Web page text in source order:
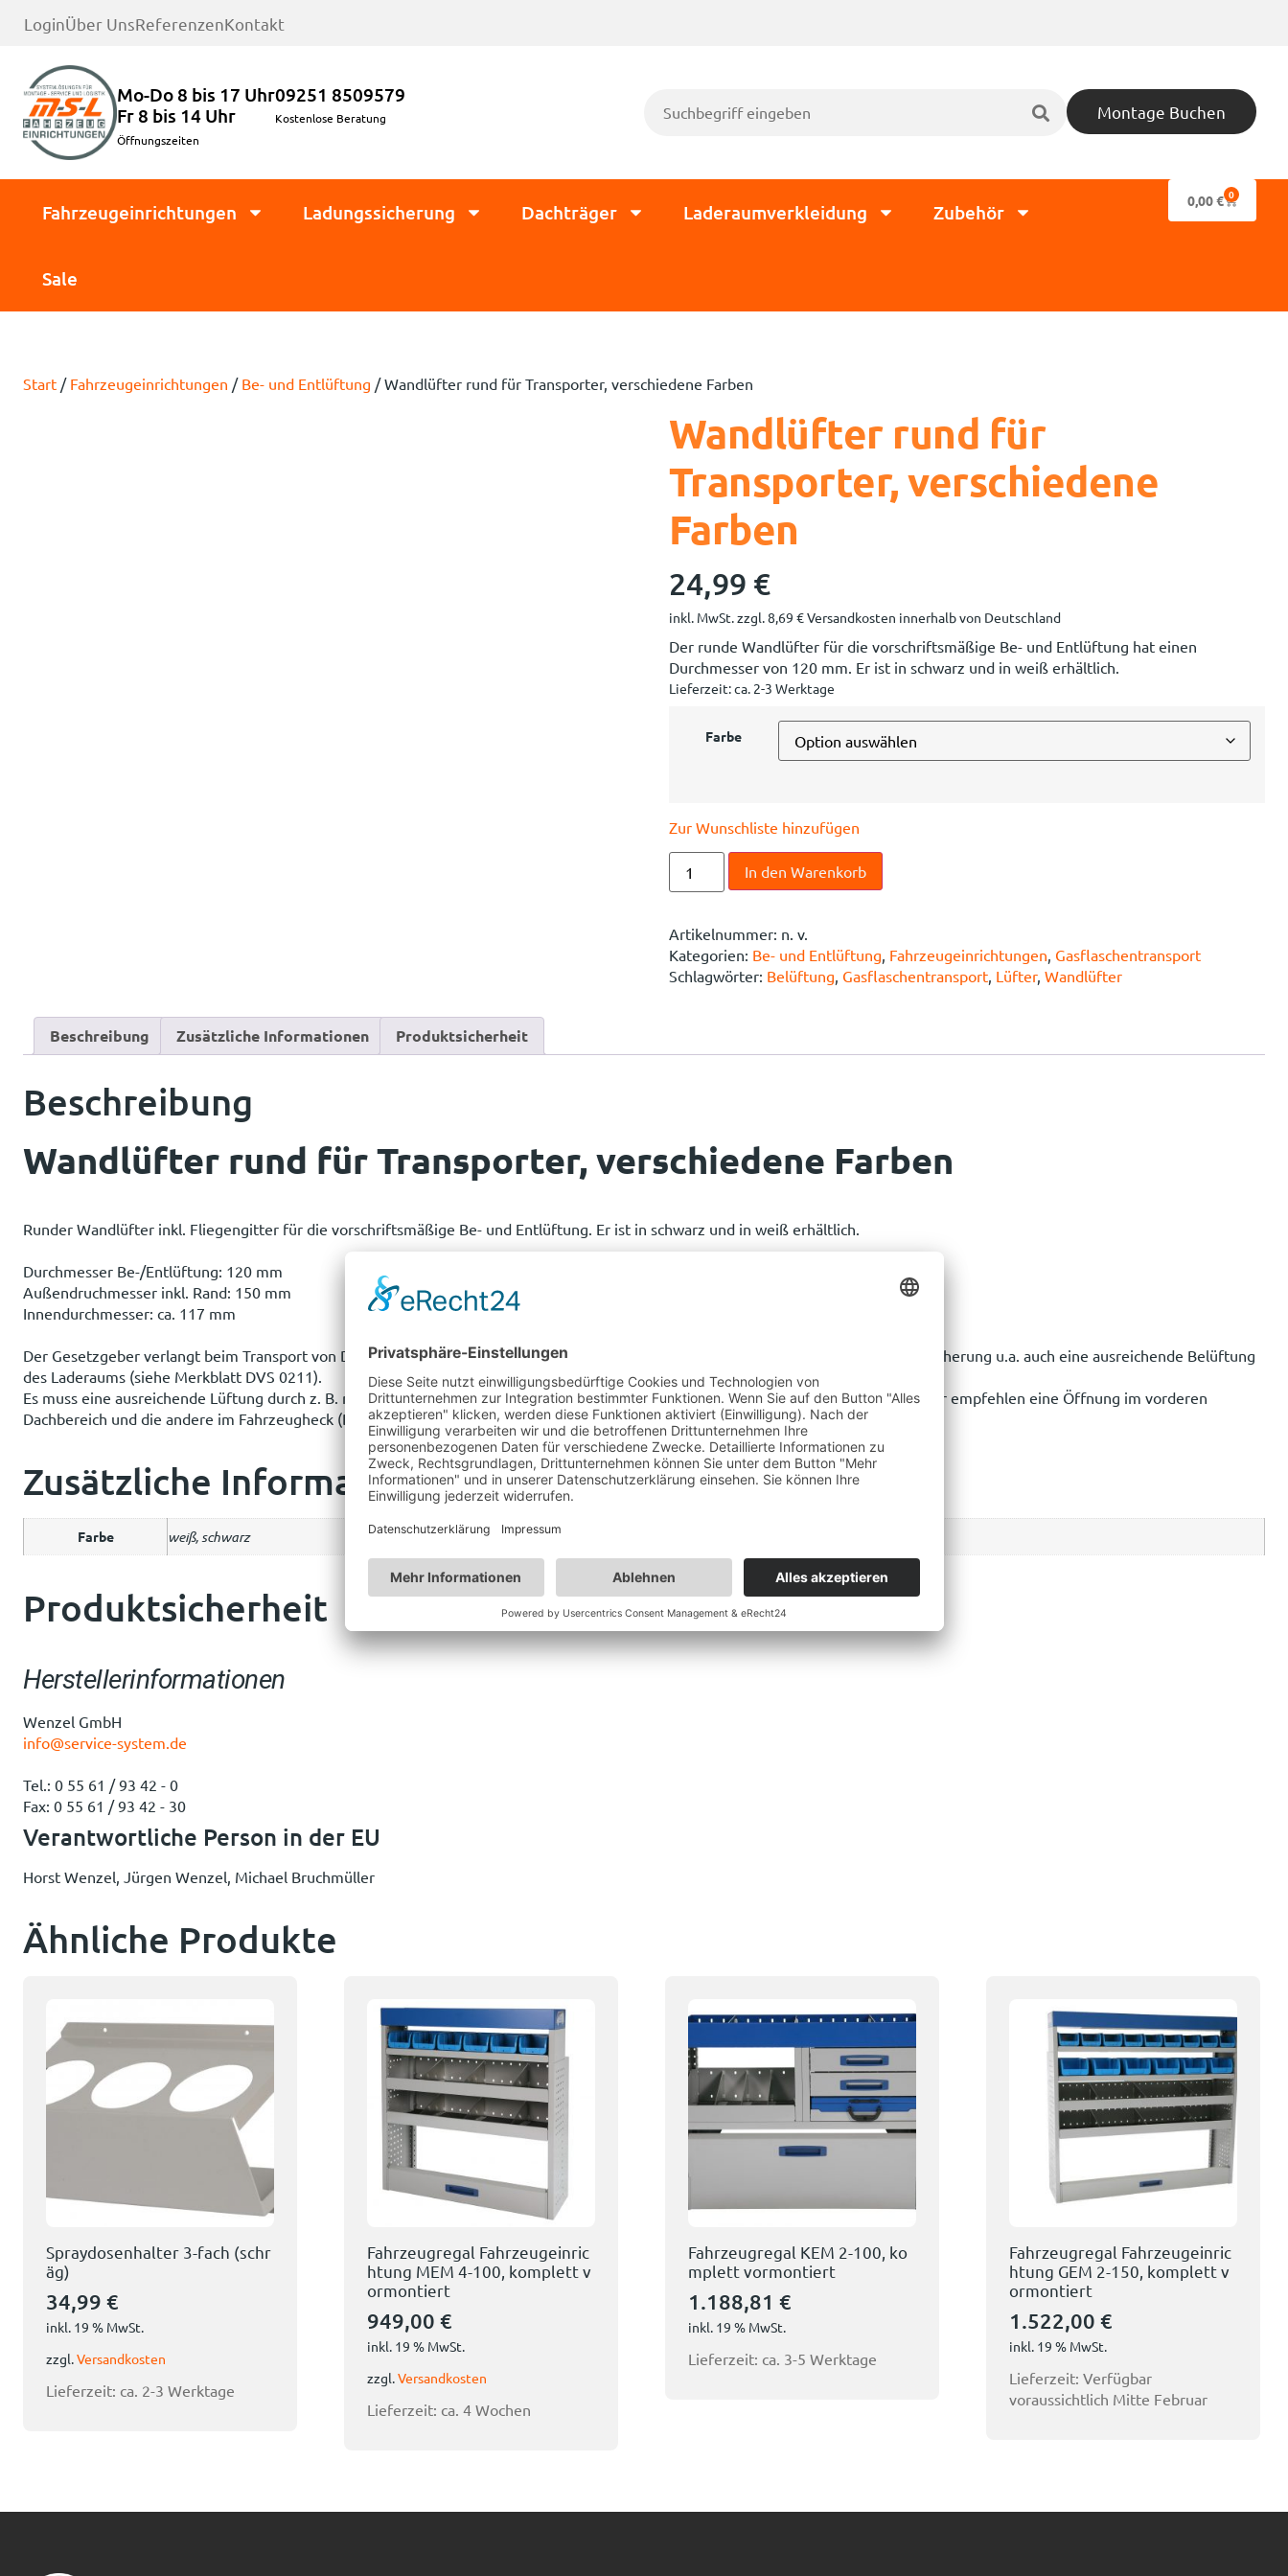
LoginÜber UnsReferenzenKontakt
Mo-Do 8 bis 17 Uhr
Fr 8 bis 14 Uhr
Öffnungszeiten
09251 8509579
Kostenlose Beratung Montage Buchen
Fahrzeugeinrichtungen Ladungssicherung Dachträger Laderaumverkleidung Zubehör
Sale
0,00€ 0
Start / Fahrzeugeinrichtungen / Be- und Entlüftung / Wandlüfter rund für Transporter, verschiedene Farben
Wandlüfter rund für
Transporter, verschiedene
Farben
24,99 €
inkl. MwSt.zzgl.8,69 €Versandkosten innerhalb von Deutschland
Der runde Wandlüfter für die vorschriftsmäßige Be- und Entlüftung hat einen
Durchmesser von 120 mm. Er ist in schwarz und in weiß erhältlich.
Lieferzeit:ca. 2-3 Werktage
Farbe
Zur Wunschliste hinzufügen
In den Warenkorb
Artikelnummer: n. v.
Kategorien: Be- und Entlüftung, Fahrzeugeinrichtungen, Gasflaschentransport
Schlagwörter: Belüftung, Gasflaschentransport, Lüfter, Wandlüfter
Beschreibung Zusätzliche Informationen Produktsicherheit
Beschreibung
Wandlüfter rund für Transporter, verschiedene Farben
Runder Wandlüfter inkl. Fliegengitter für die vorschriftsmäßige Be- und Entlüftung. Er ist in schwarz und in weiß erhältlich.
Durchmesser Be-/Entlüftung: 120 mm
Außendruchmesser inkl. Rand: 150 mm
Innendurchmesser: ca. 117 mm
Der Gesetzgeber verlangt beim Transport von Druckgasflaschen in geschlossenen Kraftfahrzeugen neben einer geeigneten Ladungssicherung u.a. auch eine ausreichende Belüftung
des Laderaums (siehe Merkblatt DVS 0211).
Es muss eine ausreichende Lüftung durch z. B. mindestens zwei Lüftungsöffnungen von mindestens je 100 cm² hergestellt werden. Wir empfehlen eine Öffnung im vorderen
Dachbereich und die andere im Fahrzeugheck (Diagonallüftung).
Zusätzliche Informationen
Farbe weiß, schwarz
Produktsicherheit
Herstellerinformationen
Wenzel GmbH
info@service-system.de
Tel.: 0 55 61 / 93 42 - 0
Fax: 0 55 61 / 93 42 - 30
Verantwortliche Person in der EU
Horst Wenzel, Jürgen Wenzel, Michael Bruchmüller
Ähnliche Produkte
Spraydosenhalter 3-fach (schr
äg)
34,99 €
inkl. 19 % MwSt.
zzgl.Versandkosten
Lieferzeit: ca. 2-3 Werktage
Fahrzeugregal Fahrzeugeinric
htung MEM 4-100, komplett v
ormontiert
949,00 €
inkl. 19 % MwSt.
zzgl.Versandkosten
Lieferzeit: ca. 4 Wochen
Fahrzeugregal KEM 2-100, ko
mplett vormontiert
1.188,81 €
inkl. 19 % MwSt.
Lieferzeit: ca. 3-5 Werktage
Fahrzeugregal Fahrzeugeinric
htung GEM 2-150, komplett v
ormontiert
1.522,00 €
inkl. 19 % MwSt.
Lieferzeit: Verfügbar
voraussichtlich Mitte Februar